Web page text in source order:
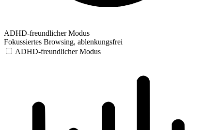
ADHD-freundlicher Modus
Fokussiertes Browsing, ablenkungsfrei
ADHD-freundlicher Modus